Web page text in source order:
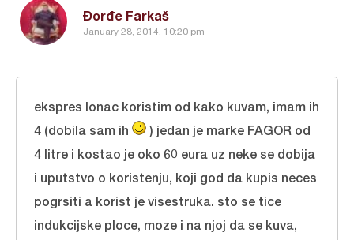
Đorđe Farkaš
January 28, 2014, 10:20 pm
ekspres lonac koristim od kako kuvam, imam ih
4 (dobila sam ih
) jedan je marke FAGOR od
4 litre i kostao je oko 60 eura uz neke se dobija
i uputstvo o koristenju, koji god da kupis neces
pogrsiti a korist je visestruka. sto se tice
indukcijske ploce, moze i na njoj da se kuva,